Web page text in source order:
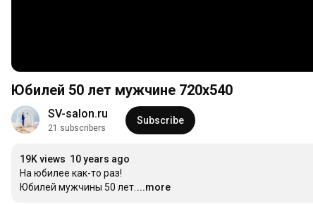
Юбилей 50 лет мужчине 720x540
SV-salon.ru
21 subscribers
Subscribe
19K views 10 years ago
На юбилее как-то раз!
Юбилей мужчины 50 лет. ...more